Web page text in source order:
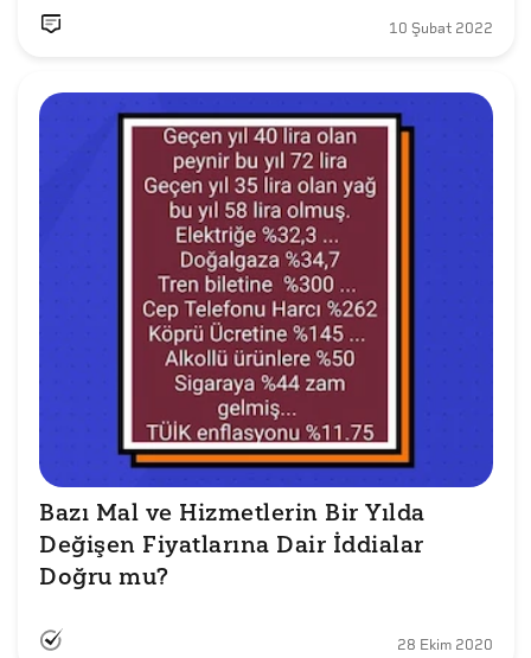
10 Şubat 2022
Bazı Mal ve Hizmetlerin Bir Yılda
Değişen Fiyatlarına Dair İddialar
Doğru mu?
28 Ekim 2020